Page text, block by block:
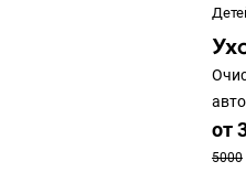
от
5000